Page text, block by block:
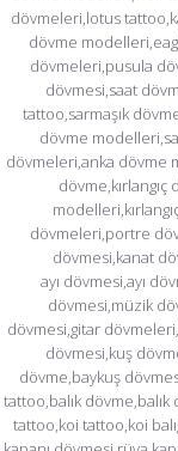
dövmeleri,lotus
dövme
dövmeleri,pusula
dövmesi,saat
tattoo,sarmaşık
dövme
dövmeleri,anka dövme
dövme,kırlangıç
dövmeleri,portre
dövmesi,kanat
ayı dövmesi,ayı
dövmesi,müzik
dövmesi,gitar
dövmesi,kuş
dövme,baykuş
tattoo,balık
tattoo,koi tattoo,koi